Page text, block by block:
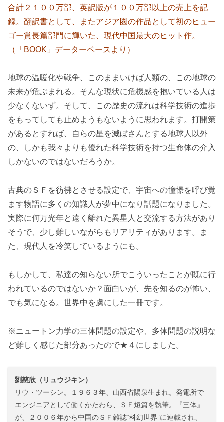
合計２１００万部、英訳版が１００万部以上の売上を記
録。翻訳書として、またアジア圏の作品として初のヒュー
ゴー賞長篇部門に輝いた、現代中国最大のヒット作。
（「BOOK」データーベースより）
地球の温暖化や戦争、このままいけば人類の、この地球の
未来が危ぶまれる。そんな現状に危機感を抱いている人は
少なくないず。そして、この歴史の流れは科学技術の進歩
をもってしても止めようもないように思われます。打開策
があるとすれば、自らの星を滅ぼさんとする地球人以外
の、しかも我々よりも優れた科学技術を持つ生命体の介入
しかないのではないだろうか。
古典のＳＦを彷彿とさせる設定で、宇宙への憧憬を呼び覚
ます物語に多くの知識人が夢中になり話題になりました。
実際に何万光年と遠く離れた異星人と交流する方法があり
そうで、少し難しいながらもリアリティがあります。ま
た、現代人を冷笑しているようにも。
もしかして、私達の知らない所でこういったことが既に行
われているのではないか？面白いが、先を知るのが怖い、
でも気になる。世界中を虜にした一冊です。
※ニュートン力学の三体問題の設定や、多体問題の説明な
ど難しく感じた部分あったので★４にしました。
劉慈欣（リュウジキン）
リウ・ツーシン。１９６３年、山西省陽泉生まれ。発電所で
エンジニアとして働くかたわら、ＳＦ短篇を執筆。『三体』
が、２００６年から中国のＳＦ雑誌“科幻世界”に連載され、